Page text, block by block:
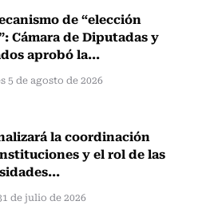
de “elección
Cámara de Diputadas y
aprobó la...
5 de agosto de 2026
la coordinación
y el rol de las
de julio de 2026